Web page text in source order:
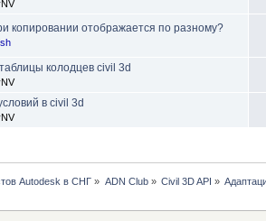
копировании отображается по разному?
колодцев civil 3d
в civil 3d
Autodesk в СНГ » ADN Club» Civil 3D API »